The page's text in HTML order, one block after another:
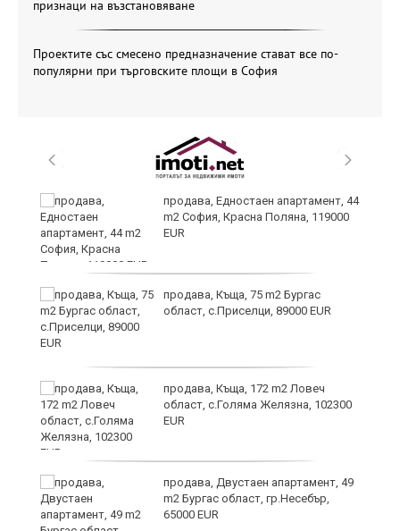
признаци на възстановяване
Проектите със смесено предназначение стават все по-
популярни при търговските площи в София
продава, Едностаен апартамент, 44
m2 София, Красна Поляна, 119000
EUR
продава, Къща, 75 m2 Бургас
област, с.Приселци, 89000 EUR
продава, Къща, 172 m2 Ловеч
област, с.Голяма Желязна, 102300
EUR
продава, Двустаен апартамент, 49
m2 Бургас област, гр.Несебър,
65000 EUR